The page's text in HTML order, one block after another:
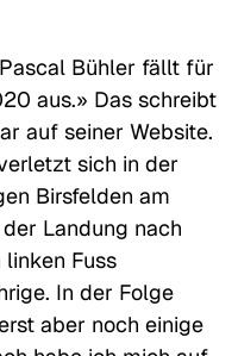
Bühler fällt für
aus.» Das schreibt
auf seiner Website.
sich in der
Birsfelden am
Landung nach
Fuss
In der Folge
aber noch einige